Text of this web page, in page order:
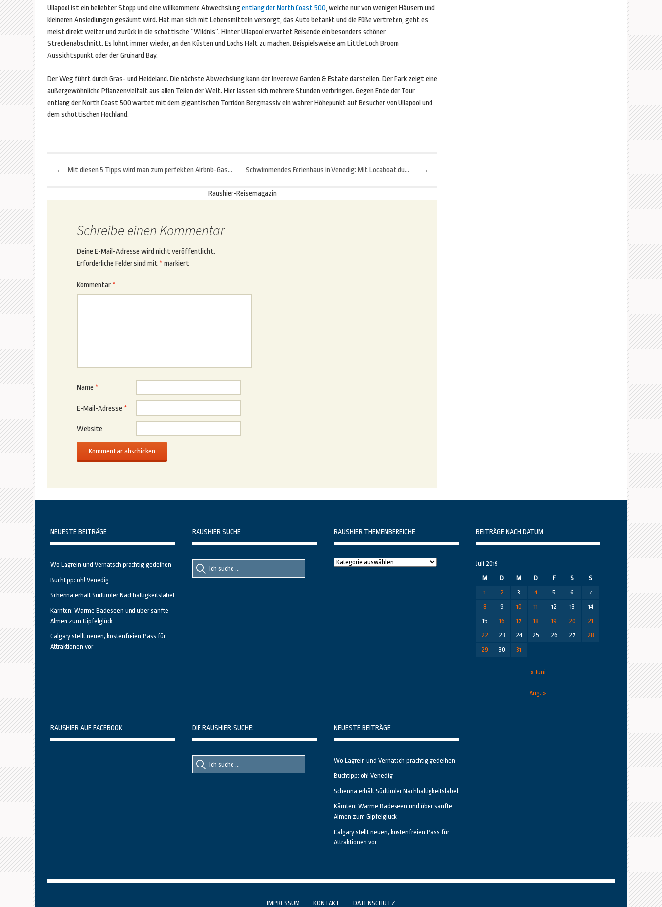
Ullapool ist ein beliebter Stopp und eine willkommene Abwechslungentlang der North Coast 500, welche nur von wenigen Häusern und
kleineren Ansiedlungen gesäumt wird. Hat man sich mit Lebensmitteln versorgt, das Auto betankt und die Füße vertreten, geht es
meist direkt weiter und zurück in die schottische “Wildnis”. Hinter Ullapool erwartet Reisende ein besonders schöner
Streckenabschnitt. Es lohnt immer wieder, an den Küsten und Lochs Halt zu machen. Beispielsweise am Little Loch Broom
Aussichtspunkt oder der Gruinard Bay.
Der Weg führt durch Gras- und Heideland. Die nächste Abwechslung kann der Inverewe Garden & Estate darstellen. Der Park zeigt eine
außergewöhnliche Pflanzenvielfalt aus allen Teilen der Welt. Hier lassen sich mehrere Stunden verbringen. Gegen Ende der Tour
entlang der North Coast 500 wartet mit dem gigantischen Torridon Bergmassiv ein wahrer Höhepunkt auf Besucher von Ullapool und
dem schottischen Hochland.
Beitragsnavigation
← Mit diesen 5 Tipps wird man zum perfekten Airbnb-Gastgeber →
Schwimmendes Ferienhaus in Venedig: Mit Locaboat durch die Lagune
Raushier-Reisemagazin
Schreibe einen Kommentar
Deine E-Mail-Adresse wird nicht veröffentlicht.
Erforderliche Felder sind mit * markiert
Kommentar *
Name *
E-Mail-Adresse *
Website
NEUESTE BEITRÄGE
Wo Lagrein und Vernatsch prächtig gedeihen
Buchtipp: oh! Venedig
Schenna erhält Südtiroler Nachhaltigkeitslabel
Kärnten: Warme Badeseen und über sanfte
Almen zum Gipfelglück
Calgary stellt neuen, kostenfreien Pass für
Attraktionen vor
RAUSHIER SUCHE
Suche
nach::
Suche
nach:
RAUSHIER THEMENBEREICHE
Raushier
BEITRÄGE NACH DATUM
Juli 2019
M
D M D F S
S
1
2 3 4 5 6
7
8
9 10 11 12 13
14
15
16 17 18 19 20
21
22
23 24 25 26 27
28
29
30 31
« Juni
Aug. »
RAUSHIER AUF FACEBOOK DIE RAUSHIER-SUCHE:
Suche
nach::
Suche
nach:
NEUESTE BEITRÄGE
Wo Lagrein und Vernatsch prächtig gedeihen
Buchtipp: oh! Venedig
Schenna erhält Südtiroler Nachhaltigkeitslabel
Kärnten: Warme Badeseen und über sanfte
Almen zum Gipfelglück
Calgary stellt neuen, kostenfreien Pass für
Attraktionen vor
IMPRESSUM KONTAKT DATENSCHUTZ